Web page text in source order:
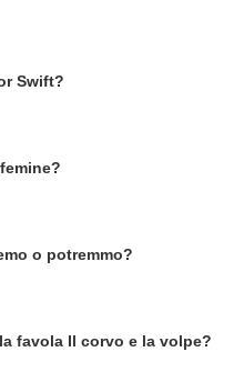
Swift?
o potremmo?
favola Il corvo e la volpe?